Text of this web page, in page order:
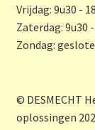
Vrijdag: 9u30 -
Zaterdag: 9u30
Zondag:
© DESMECHT
oplossingen